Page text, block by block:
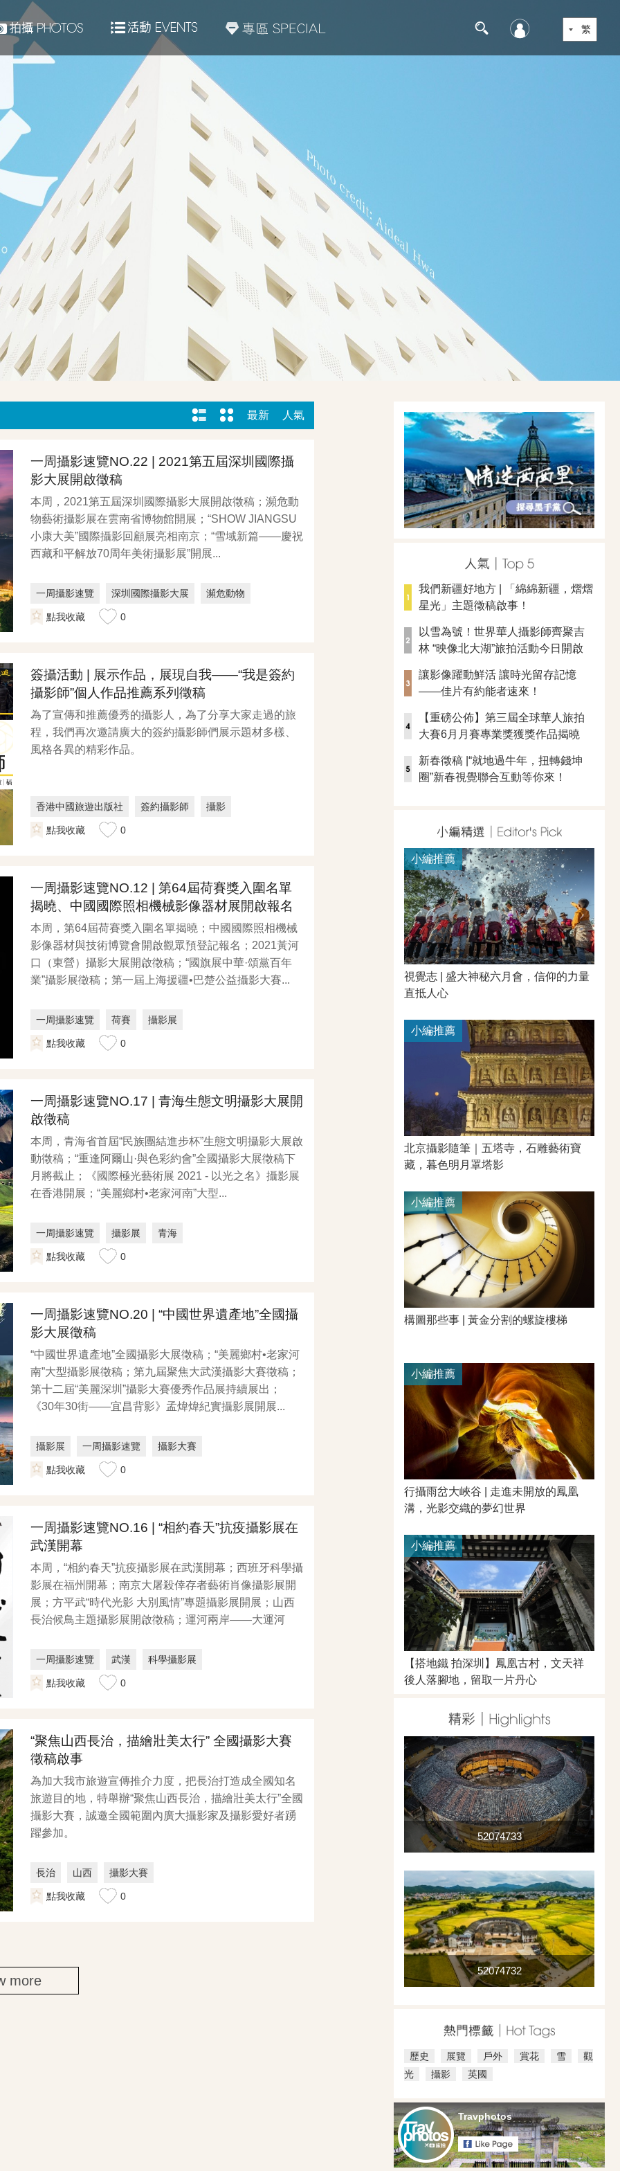
最新 人氣
一周攝影速覽NO.22 | 2021第五屆深圳國際攝
影大展開啟徵稿
本周，2021第五屆深圳國際攝影大展開啟徵稿；瀕危動
物藝術攝影展在雲南省博物館開展；“SHOW JIANGSU
小康大美”國際攝影回顧展亮相南京；“雪域新篇——慶祝
西藏和平解放70周年美術攝影展”開展...
一周攝影速覽 深圳國際攝影大展 瀕危動物
點我收藏 0
簽攝活動 | 展示作品，展現自我——“我是簽約
攝影師”個人作品推薦系列徵稿
為了宣傳和推薦優秀的攝影人，為了分享大家走過的旅
程，我們再次邀請廣大的簽約攝影師們展示題材多樣、
風格各異的精彩作品。
香港中國旅遊出版社 簽約攝影師 攝影
點我收藏 0
一周攝影速覽NO.12 | 第64屆荷賽獎入圍名單
揭曉、中國國際照相機械影像器材展開啟報名
本周，第64屆荷賽獎入圍名單揭曉；中國國際照相機械
影像器材與技術博覽會開啟觀眾預登記報名；2021黃河
口（東營）攝影大展開啟徵稿；“國旗展中華·頌黨百年
業”攝影展徵稿；第一屆上海援疆•巴楚公益攝影大賽...
一周攝影速覽 荷賽 攝影展
點我收藏 0
一周攝影速覽NO.17 | 青海生態文明攝影大展開
啟徵稿
本周，青海省首屆“民族團結進步杯”生態文明攝影大展啟
動徵稿；“重逢阿爾山·與色彩約會”全國攝影大展徵稿下
月將截止；《國際極光藝術展 2021 - 以光之名》攝影展
在香港開展；“美麗鄉村•老家河南”大型...
一周攝影速覽 攝影展 青海
點我收藏 0
一周攝影速覽NO.20 | “中國世界遺產地”全國攝
影大展徵稿
“中國世界遺產地”全國攝影大展徵稿；“美麗鄉村•老家河
南”大型攝影展徵稿；第九屆聚焦大武漢攝影大賽徵稿；
第十二屆“美麗深圳”攝影大賽優秀作品展持續展出；
《30年30街——宜昌背影》孟煒煒紀實攝影展開展...
攝影展 一周攝影速覽 攝影大賽
點我收藏 0
一周攝影速覽NO.16 | “相約春天”抗疫攝影展在
武漢開幕
本周，“相約春天”抗疫攝影展在武漢開幕；西班牙科學攝
影展在福州開幕；南京大屠殺倖存者藝術肖像攝影展開
展；方平武“時代光影 大別風情”專題攝影展開展；山西
長治候鳥主題攝影展開啟徵稿；運河兩岸——大運河
一周攝影速覽 武漢 科學攝影展
點我收藏 0
“聚焦山西長治，描繪壯美太行” 全國攝影大賽
徵稿啟事
為加大我市旅遊宣傳推介力度，把長治打造成全國知名
旅遊目的地，特舉辦“聚焦山西長治，描繪壯美太行”全國
攝影大賽，誠邀全國範圍內廣大攝影家及攝影愛好者踴
躍參加。
長治 山西 攝影大賽
點我收藏 0
more
我們新疆好地方 | 「綿綿新疆，熠熠
星光」主題徵稿啟事！
以雪為號！世界華人攝影師齊聚吉
林 “映像北大湖”旅拍活動今日開啟
讓影像躍動鮮活 讓時光留存記憶
——佳片有約能者速來！
【重磅公佈】第三屆全球華人旅拍
大賽6月月賽專業獎獲獎作品揭曉
新春徵稿 |“就地過牛年，扭轉錢坤
圈”新春視覺聯合互動等你來！
視覺志 | 盛大神秘六月會，信仰的力量
直抵人心
小編推薦
北京攝影隨筆｜​五塔寺，石雕藝術寶
藏，暮色明月罩塔影
小編推薦
構圖那些事 | 黃金分割的螺旋樓梯
小編推薦
行攝雨岔大峽谷 | 走進未開放的鳳凰
溝，光影交織的夢幻世界
小編推薦
【搭地鐵 拍深圳】鳳凰古村，文天祥
後人落腳地，留取一片丹心
小編推薦
52074733
52074732
歷史 展覽 戶外 賞花 雪
觀
光
攝影 英國
Travphotos